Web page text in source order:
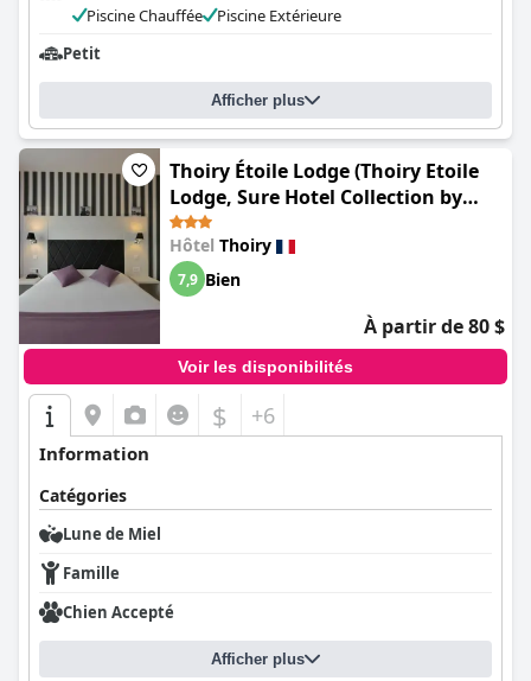
Piscine Chauffée
Piscine Extérieure
Petit
Afficher plus
Thoiry Étoile Lodge (Thoiry Etoile
Lodge, Sure Hotel Collection by
Best Western)
Hôtel Thoiry
7,9 Bien
À partir de 80 $
Voir les disponibilités
$ +6
Information
Catégories
Lune de Miel
Famille
Chien Accepté
Afficher plus